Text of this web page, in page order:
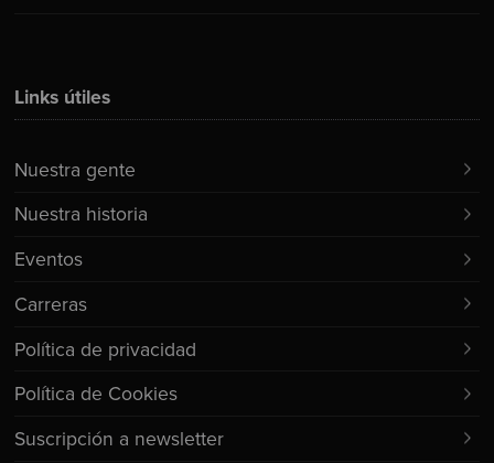
Links útiles
Nuestra gente
Nuestra historia
Eventos
Carreras
Política de privacidad
Política de Cookies
Suscripción a newsletter